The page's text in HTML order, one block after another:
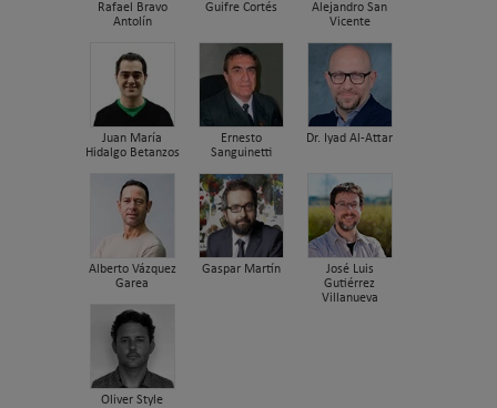
Rafael Bravo
Antolín
Guifre Cortés
Alejandro San
Vicente
Juan María
Hidalgo Betanzos
Ernesto
Sanguinetti
Dr. Iyad Al-Attar
Alberto Vázquez
Garea
Gaspar Martín
José Luis
Gutiérrez
Villanueva
Oliver Style